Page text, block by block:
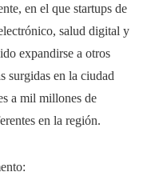
en el que startups de
salud digital y
expandirse a otros
surgidas en la ciudad
a mil millones de
en la región.